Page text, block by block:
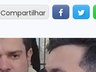
Compartilhar Facebook